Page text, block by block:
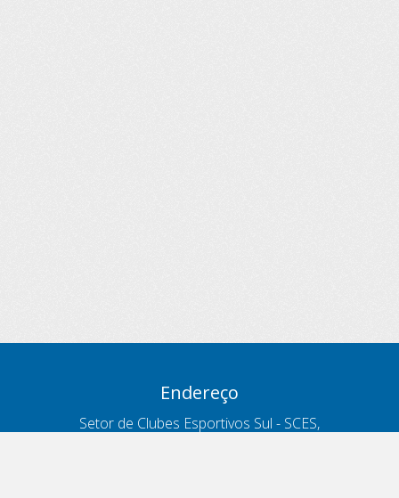
Endereço
Setor de Clubes Esportivos Sul - SCES,